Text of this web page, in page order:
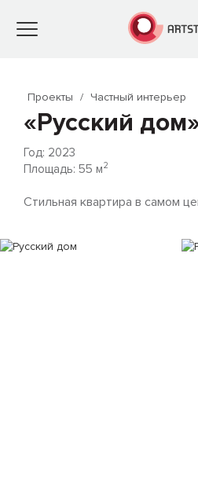
Toggle
Проекты / Частный интерьер
«Русский
Год: 2023
Площадь: 55 м2
Стильная квартира в самом